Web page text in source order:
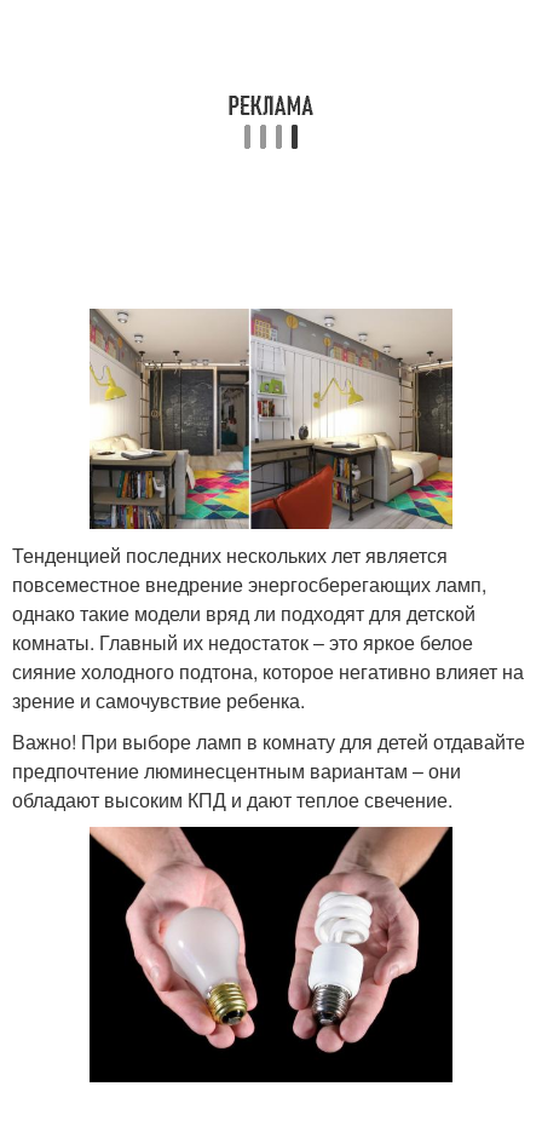
Тенденцией последних нескольких лет является
повсеместное внедрение энергосберегающих ламп,
однако такие модели вряд ли подходят для детской
комнаты. Главный их недостаток – это яркое белое
сияние холодного подтона, которое негативно влияет на
зрение и самочувствие ребенка.
Важно! При выборе ламп в комнату для детей отдавайте
предпочтение люминесцентным вариантам – они
обладают высоким КПД и дают теплое свечение.